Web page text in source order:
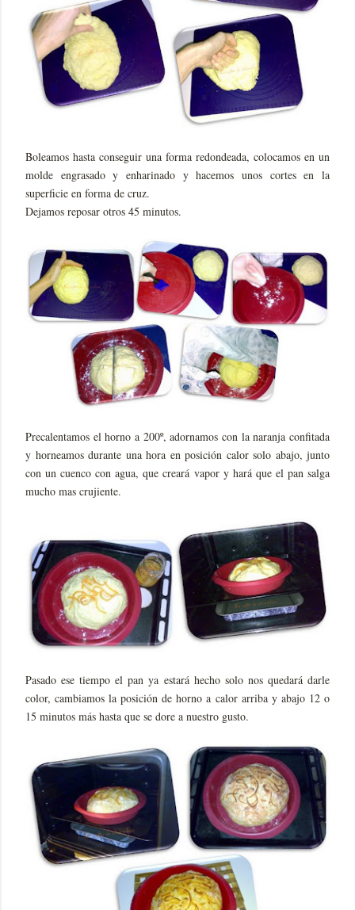
Boleamos hasta conseguir una forma redondeada, colocamos en un
molde engrasado y enharinado y hacemos unos cortes en la
superficie en forma de cruz.
Dejamos reposar otros 45 minutos.
Precalentamos el horno a 200º, adornamos con la naranja confitada
y horneamos durante una hora en posición calor solo abajo, junto
con un cuenco con agua, que creará vapor y hará que el pan salga
mucho mas crujiente.
Pasado ese tiempo el pan ya estará hecho solo nos quedará darle
color, cambiamos la posición de horno a calor arriba y abajo 12 o
15 minutos más hasta que se dore a nuestro gusto.